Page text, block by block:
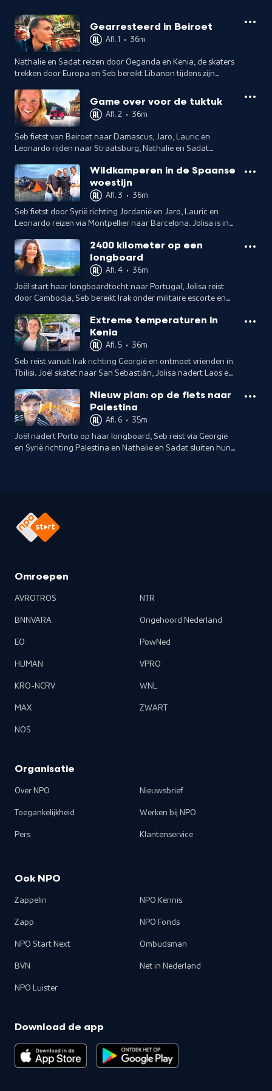
Gearresteerd in Beiroet
Afl. 1 • 36m
Nathalie en Sadat reizen door Oeganda en Kenia, de skaters
trekken door Europa en Seb bereikt Libanon tijdens zijn
Game over voor de tuktuk
Afl. 2 • 36m
Seb fietst van Beiroet naar Damascus, Jaro, Lauric en
Leonardo rijden naar Straatsburg, Nathalie en Sadat
haar tuktuk in Sarajevo.Wildkamperen in de Spaanse
woestijn
Afl. 3 • 36m
Seb fietst door Syrië richting Jordanië en Jaro, Lauric en
Leonardo reizen via Montpellier naar Barcelona. Jolisa is in
gemeenschap in Oeganda.2400 kilometer op een
longboard
Afl. 4 • 36m
Joël start haar longboardtocht naar Portugal, Jolisa reist
door Cambodja, Seb bereikt Irak onder militaire escorte en
Extreme temperaturen in
Kenia
Afl. 5 • 36m
Seb reist vanuit Irak richting Georgië en ontmoet vrienden in
Tbilisi. Joël skatet naar San Sebastián, Jolisa nadert Laos en
Nieuw plan: op de fiets naar
Palestina
Afl. 6 • 35m
Joël nadert Porto op haar longboard, Seb reist via Georgië
en Syrië richting Palestina en Nathalie en Sadat sluiten hun
Omroepen
AVROTROS
BNNVARA
EO
HUMAN
KRO-NCRV
MAX
NOS
NTR
Ongehoord Nederland
PowNed
VPRO
WNL
ZWART
Organisatie
Over NPO
Toegankelijkheid
Pers
Nieuwsbrief
Werken bij NPO
Klantenservice
Ook NPO
Zappelin
Zapp
NPO Start Next
BVN
NPO Luister
NPO Kennis
NPO Fonds
Ombudsman
Net in Nederland
Download de app